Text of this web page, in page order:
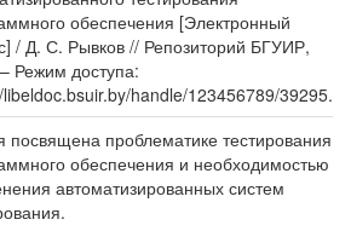
обеспечения [Электронный
/ Д. С. Рывков // Репозиторий БГУИР,
Режим доступа:
handle/123456789/39295.
посвящена проблематике тестирования
обеспечения и необходимостью
автоматизированных систем